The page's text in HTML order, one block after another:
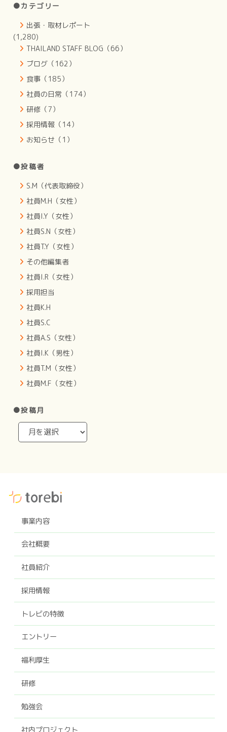
●カテゴリー
出張・取材レポート
(1,280)
THAILAND STAFF BLOG（66）
ブログ（162）
食事（185）
社員の日常（174）
研修（7）
採用情報（14）
お知らせ（1）
●投稿者
S.M（代表取締役）
社員M.H（女性）
社員I.Y（女性）
社員S.N（女性）
社員T.Y（女性）
その他編集者
社員I.R（女性）
採用担当
社員K.H
社員S.C
社員A.S（女性）
社員I.K（男性）
社員T.M（女性）
社員M.F（女性）
●投稿月
事業内容
会社概要
社員紹介
採用情報
トレビの特徴
エントリー
福利厚生
研修
勉強会
社内プロジェクト